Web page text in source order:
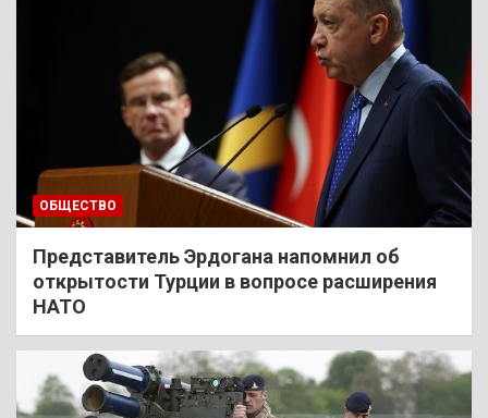
ОБЩЕСТВО
Представитель Эрдогана напомнил об
открытости Турции в вопросе расширения
НАТО